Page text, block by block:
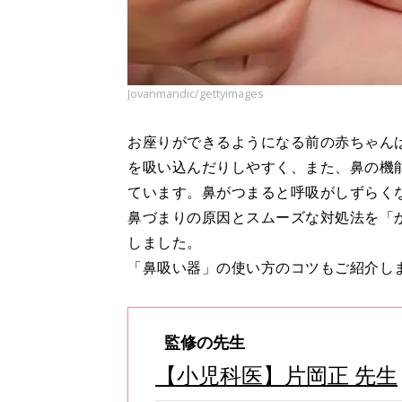
Jovanmandic/gettyimages
お座りができるようになる前の赤ちゃ
を吸い込んだりしやすく、また、鼻の
ています。鼻がつまると呼吸がしずら
鼻づまりの原因とスムーズな対処法を
しました。
「鼻吸い器」の使い方のコツもご紹介し
監修の先生
【小児科医】片岡正 先生